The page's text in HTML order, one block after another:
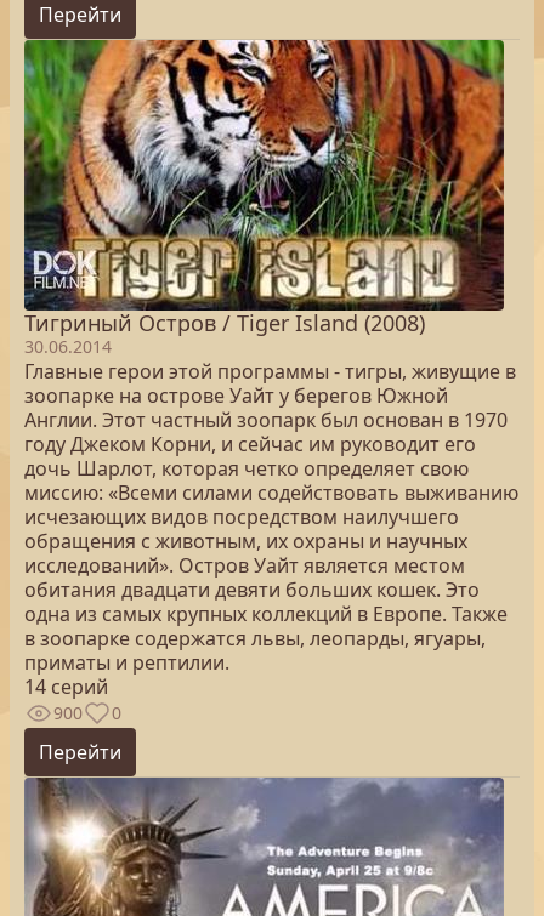
Перейти
Тигриный Остров / Tiger Island (2008)
30.06.2014
Главные герои этой программы - тигры, живущие в
зоопарке на острове Уайт у берегов Южной
Англии. Этот частный зоопарк был основан в 1970
году Джеком Корни, и сейчас им руководит его
дочь Шарлот, которая четко определяет свою
миссию: «Всеми силами содействовать выживанию
исчезающих видов посредством наилучшего
обращения с животным, их охраны и научных
исследований». Остров Уайт является местом
обитания двадцати девяти больших кошек. Это
одна из самых крупных коллекций в Европе. Также
в зоопарке содержатся львы, леопарды, ягуары,
приматы и рептилии.
14 серий
900 0
Перейти